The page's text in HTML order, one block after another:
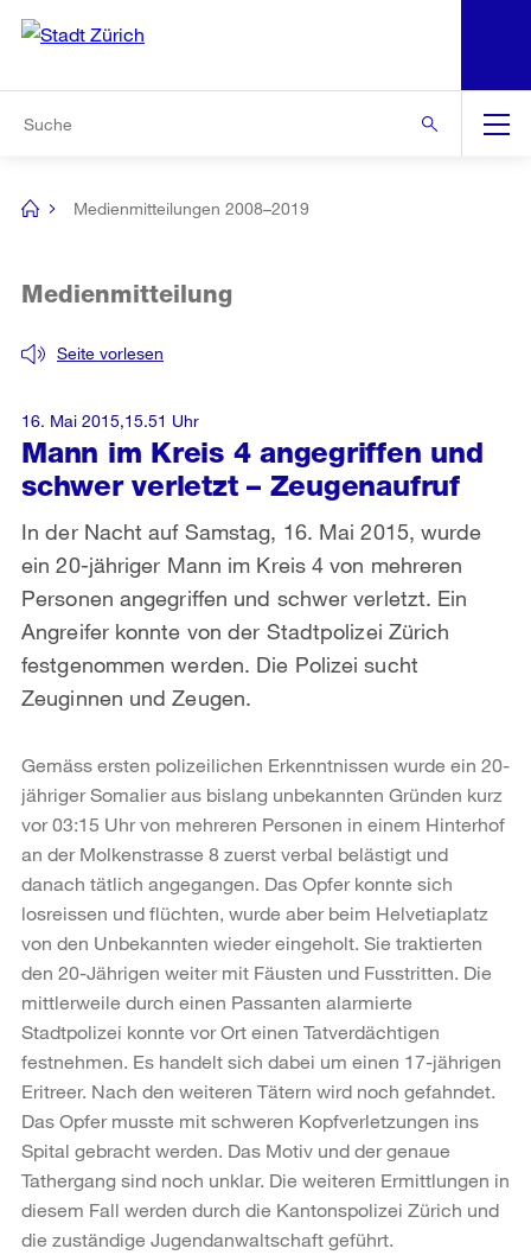
Navigation
[no
Medienmitteilungen 2008–2019
Mann im Kreis 4 angegriffen und
schwer verletzt – Zeugenaufruf
Seite vorlesen
Medienmitteilung
In der Nacht auf Samstag, 16. Mai 2015, wurde
ein 20-jähriger Mann im Kreis 4 von mehreren
Personen angegriffen und schwer verletzt. Ein
Angreifer konnte von der Stadtpolizei Zürich
festgenommen werden. Die Polizei sucht
Zeuginnen und Zeugen.
16. Mai 2015,15.51 Uhr
Gemäss ersten polizeilichen Erkenntnissen wurde ein 20-
jähriger Somalier aus bislang unbekannten Gründen kurz
vor 03:15 Uhr von mehreren Personen in einem Hinterhof
an der Molkenstrasse 8 zuerst verbal belästigt und
danach tätlich angegangen. Das Opfer konnte sich
losreissen und flüchten, wurde aber beim Helvetiaplatz
von den Unbekannten wieder eingeholt. Sie traktierten
den 20-Jährigen weiter mit Fäusten und Fusstritten. Die
mittlerweile durch einen Passanten alarmierte
Stadtpolizei konnte vor Ort einen Tatverdächtigen
festnehmen. Es handelt sich dabei um einen 17-jährigen
Eritreer. Nach den weiteren Tätern wird noch gefahndet.
Das Opfer musste mit schweren Kopfverletzungen ins
Spital gebracht werden. Das Motiv und der genaue
Tathergang sind noch unklar. Die weiteren Ermittlungen in
diesem Fall werden durch die Kantonspolizei Zürich und
die zuständige Jugendanwaltschaft geführt.